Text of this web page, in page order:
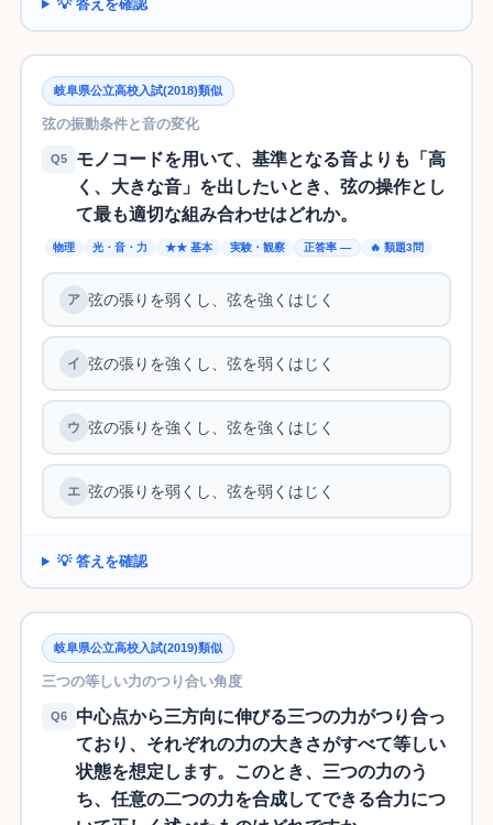
💡 答えを確認
岐阜県公立高校入試(2018)類似
弦の振動条件と音の変化
Q5
モノコードを用いて、基準となる音よりも「高
く、大きな音」を出したいとき、弦の操作とし
て最も適切な組み合わせはどれか。
物理 光・音・力 ★★ 基本 実験・観察 正答率 — 🔥 類題3問
弦の張りを弱くし、弦を強くはじく
弦の張りを強くし、弦を弱くはじく
弦の張りを強くし、弦を強くはじく
弦の張りを弱くし、弦を弱くはじく
💡 答えを確認
岐阜県公立高校入試(2019)類似
三つの等しい力のつり合い角度
Q6
中心点から三方向に伸びる三つの力がつり合っ
ており、それぞれの力の大きさがすべて等しい
状態を想定します。このとき、三つの力のう
ち、任意の二つの力を合成してできる合力につ